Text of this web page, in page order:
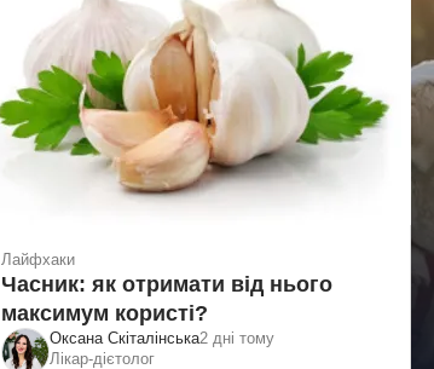
Лайфхаки
Часник: як отримати від нього
максимум користі?
Оксана Скіталінська2 дні тому
Лікар-дієтолог